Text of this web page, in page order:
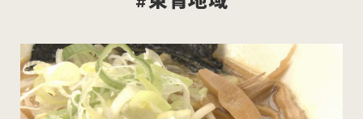
ラーメン カレー